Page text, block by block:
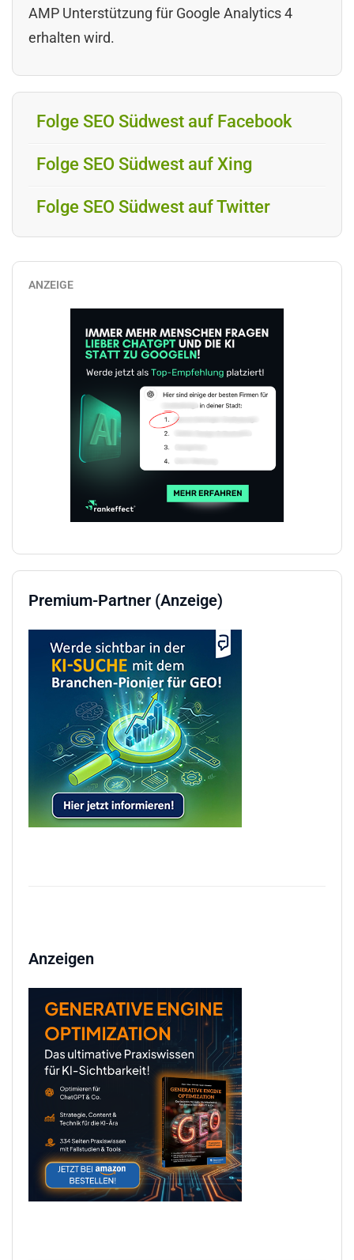
AMP Unterstützung für Google Analytics 4
erhalten wird.
Folge SEO Südwest auf Facebook
Folge SEO Südwest auf Xing
Folge SEO Südwest auf Twitter
ANZEIGE
Premium-Partner (Anzeige)
Anzeigen